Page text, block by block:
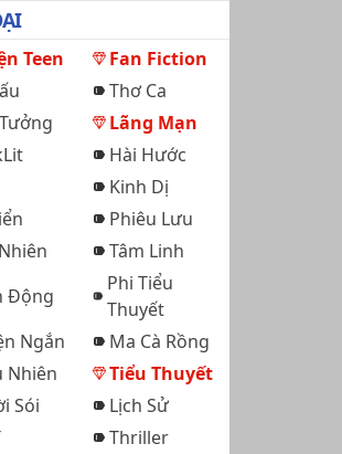
Teen
Fan Fiction
Thơ Ca
Lãng Mạn
Hài Hước
Kinh Dị
Phiêu Lưu
Tâm Linh
Động
Phi Tiểu
Thuyết
Ngắn
Ma Cà Rồng
Nhiên
Tiểu Thuyết
Sói
Lịch Sử
Thriller